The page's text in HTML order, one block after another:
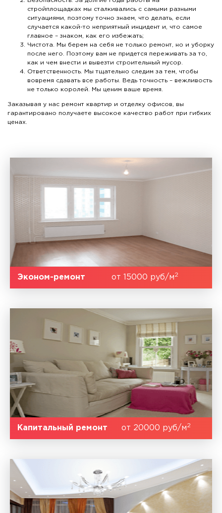
стройплощадках мы сталкивались с самыми разными
ситуациями, поэтому точно знаем, что делать, если
случается какой-то неприятный инцидент и, что самое
главное – знаком, как его избежать;
Чистота. Мы берем на себя не только ремонт, но и уборку
после него. Поэтому вам не придется переживать за то,
как и чем внести и вывезти строительный мусор.
Ответственность. Мы тщательно следим за тем, чтобы
вовремя сдавать все работы. Ведь точность – вежливость
не только королей. Мы ценим ваше время.
Заказывая у нас ремонт квартир и отделку офисов, вы
гарантировано получаете высокое качество работ при гибких
ценах.
Эконом-ремонт от 15000 руб/м2
Капитальный ремонт от 20000 руб/м2